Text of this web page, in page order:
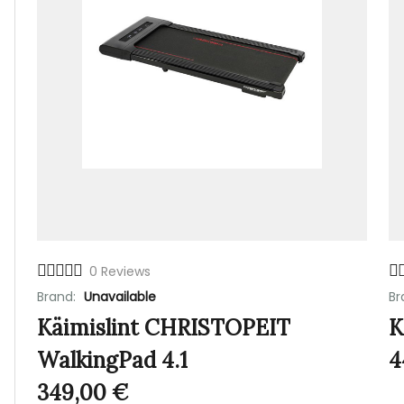
0 Reviews
Brand: Unavailable
Käimislint CHRISTOPEIT
WalkingPad 4.1
349,00€